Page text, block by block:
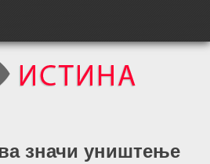
значи уништење